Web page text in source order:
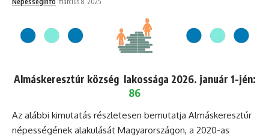
Almáskeresztúr község lakossága 2026. január 1-jén:
86
Az alábbi kimutatás részletesen bemutatja Almáskeresztúr
népességének alakulását Magyarországon, a 2020-as